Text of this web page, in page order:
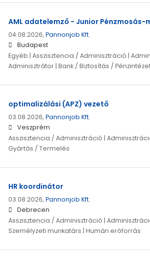
AML adatelemző - Junior Pénzmosás-
04.08.2026, Pannonjob Kft.
Budapest
Egyéb | Asszisztencia / Adminisztráció |
Adminisztrátor | Bank / Biztosítás /
optimalizálási (APZ) vezető
03.08.2026, Pannonjob Kft.
Veszprém
Asszisztencia / Adminisztráció |
Gyártás / Termelés
HR koordinátor
03.08.2026, Pannonjob Kft.
Debrecen
Asszisztencia / Adminisztráció |
Személyzeti munkatárs | Humán erőforrás